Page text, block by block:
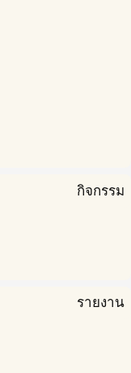
กิจกรรม
รายงาน